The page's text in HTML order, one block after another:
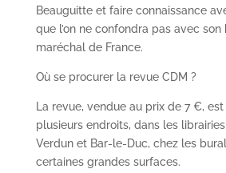
Beauguitte et faire connaissance
que l’on ne confondra pas avec son
maréchal de France.
Où se procurer la revue CDM ?
La revue, vendue au prix de 7 €,
plusieurs endroits, dans les
Verdun et Bar-le-Duc, chez les
certaines grandes surfaces.